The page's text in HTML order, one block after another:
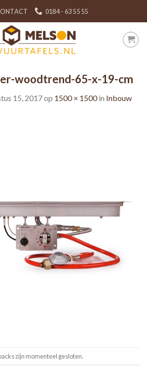
0184 - 63 55 55
woodtrend-65-x-19-cm
15, 2017op 1500 × 1500in Inbouw
zijn momenteel gesloten.